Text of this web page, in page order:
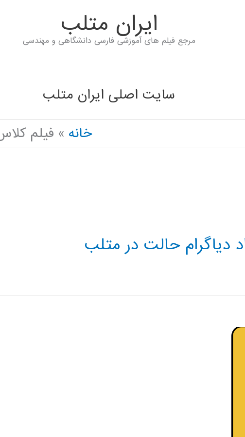
ايران متلب
مرجع فیلم های آموزشی فارسی دانشگاهی و مهندسی
سایت اصلی ایران متلب
خانه
فیلم
دیاگرام حالت در متلب